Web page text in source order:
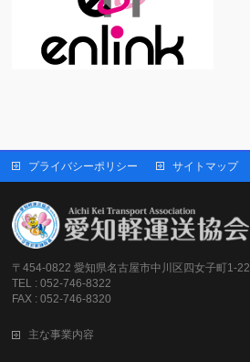
プライバシーポリシー サイトマップ
〒454-0822 愛知県名古屋市中川区四女子町1-22
TEL : 052-746-8322
FAX : 052-746-8320
主な事業内容